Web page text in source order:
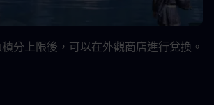
分上限後，可以在外觀商店進行兌換。